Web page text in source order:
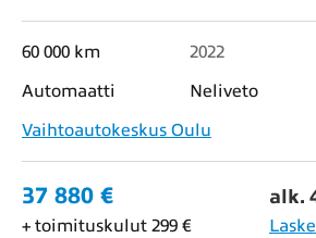
60 000 km 2022
Automaatti
Neliveto
Vaihtoautokeskus Oulu
37 880 € alk.
+ toimituskulut 299 €